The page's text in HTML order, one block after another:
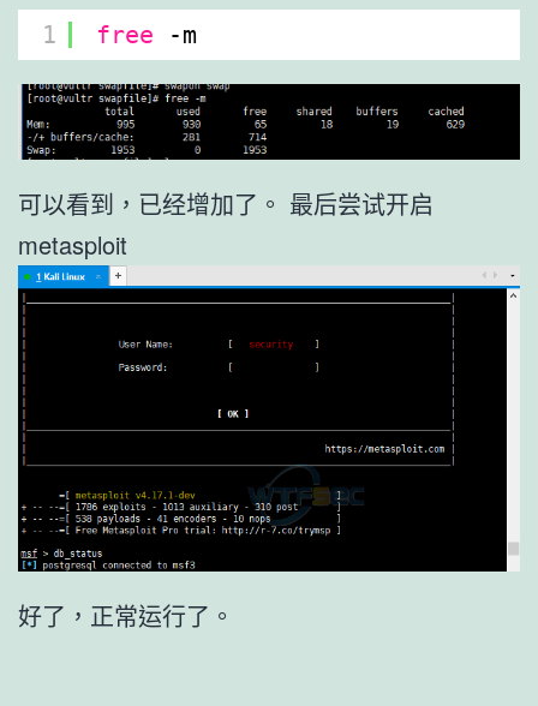
1 free -m
可以看到，已经增加了。 最后尝试开启
metasploit
好了，正常运行了。